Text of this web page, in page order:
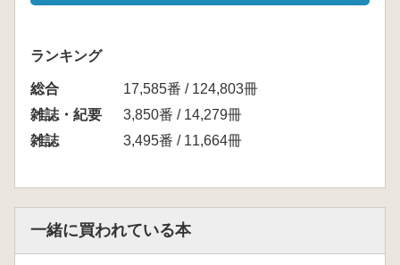
ランキング
総合
17,585番 / 124,803冊
雑誌・紀要
3,850番 / 14,279冊
雑誌
3,495番 / 11,664冊
一緒に買われている本